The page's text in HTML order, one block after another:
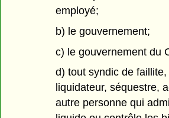
employé;
b) le gouvernement;
c) le gouvernement du
d) tout syndic de
liquidateur, séquestre,
autre personne qui